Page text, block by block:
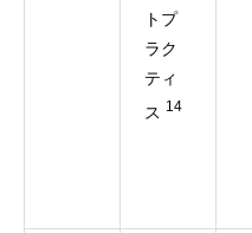
トプ
ラク
ティ
ス 14